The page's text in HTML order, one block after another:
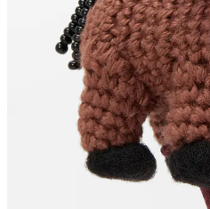
non ha pensato solo a una linea
womenswear dedicate, ma anche
edizione limitata in madreperla, oro
invece, insieme ad alcuni classici
laccato di rosso anche un piccolo
cavallino di legno e creato
Vivienne Horse, in oro giallo e